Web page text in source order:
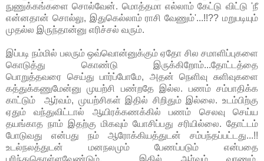
நுணுக்கங்களை சொல்வேன். மொத்தமா எல்லாம் கேட்டு விட்டு 'நீ
என்னதான் சொல்லு, இதுகெல்லாம் ராசி வேணும்'...!!?? மறுபடியும்
முதல்ல இருந்தான்னு எரிச்சல் வரும்.
இப்படி நம்மில் பலரும் ஒவ்வொன்னுக்கும் ஏதோ சில சமாளிப்புகளை
கொடுத்து கொண்டு இருக்கிறோம்...தோட்டத்தை
பொறுத்தவரை செய்து பார்ப்போமே, அதன் நெளிவு சுளிவுகளை
கத்துக்கணுமேன்னு முயற்சி பண்றதே இல்ல. பணம் சம்பாதிக்க
காட்டும் ஆர்வம், முயற்சிகள் இதில் சிறிதும் இல்லை. உடம்பிற்கு
ஏதும் வந்துவிட்டால் ஆயிரக்கணக்கில் பணம் செலவு செய்ய
தயங்காத நாம் இதற்கு மிகவும் யோசிப்பது சரியில்லை. தோட்டம்
போடுவது என்பது நம் ஆரோக்கியத்துடன் சம்பந்தப்பட்டது...!!
உடல்நலத்துடன் மனநலமும் பேணப்படும் என்பதை
புரிந்துகொள்ளவேண்டும். இதில் ஆர்வம் வரணும்,